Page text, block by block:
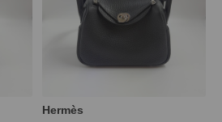
Hermès